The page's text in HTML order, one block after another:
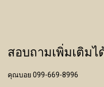
สอบถามเพิ่มเติมไ
คุณบอย 099-669-8996